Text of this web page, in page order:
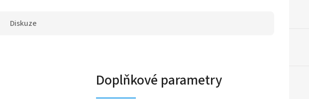
Diskuze
Doplňkové parametry